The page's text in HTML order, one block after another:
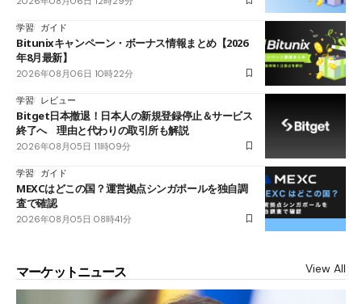
学習 ガイド
Bitunixキャンペーン・ボーナス情報まとめ【2026
年8月最新】
2026年08月06日 10時22分
学習 レビュー
Bitget日本撤退！日本人の新規登録停止＆サービス
終了へ 理由と代わりの取引所も解説
2026年08月05日 11時09分
学習 ガイド
MEXCはどこの国？運営拠点シンガポールを独自調
査で確認
2026年08月05日 08時41分
マーケットニュース View All